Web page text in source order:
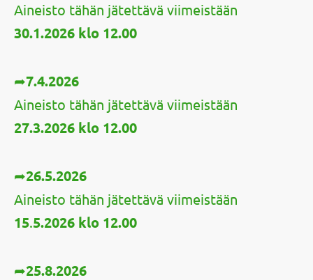
Aineisto tähän jätettävä viimeistään
30.1.2026 klo 12.00
➦7.4.2026
Aineisto tähän jätettävä viimeistään
27.3.2026 klo 12.00
➦26.5.2026
Aineisto tähän jätettävä viimeistään
15.5.2026 klo 12.00
➦25.8.2026